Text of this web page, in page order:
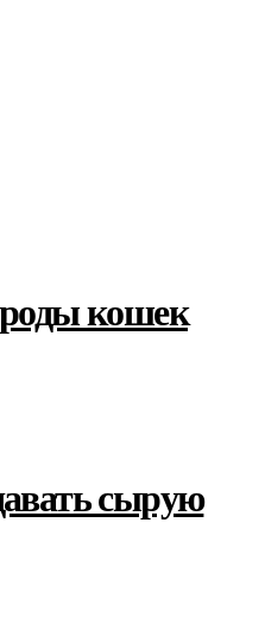
кошек
сырую